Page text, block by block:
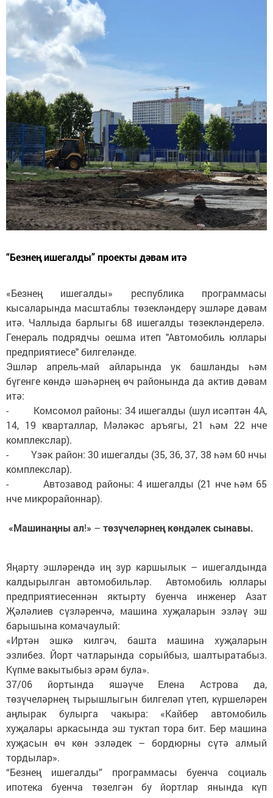
“Безнең ишегалды” проекты дәвам итә
«Безнең ишегалды» республика программасы
кысаларында масштаблы төзекләндерү эшләре дәвам
итә. Чаллыда барлыгы 68 ишегалды төзекләндерелә.
Генераль подрядчы оешма итеп "Автомобиль юллары
предприятиесе" билгеләнде.
Эшләр апрель-май айларында ук башланды һәм
бүгенге көндә шәһәрнең өч районында да актив дәвам
итә:
- Комсомол районы: 34 ишегалды (шул исәптән 4А,
14, 19 кварталлар, Мәләкәс аръягы, 21 һәм 22 нче
комплекслар).
- Үзәк район: 30 ишегалды (35, 36, 37, 38 һәм 60 нчы
комплекслар).
- Автозавод районы: 4 ишегалды (21 нче һәм 65
нче микрорайоннар).
«Машинаңны ал!» – төзүчеләрнең көндәлексынавы.
Яңарту эшләрендә иң зур каршылык – ишегалдында
калдырылган автомобильләр. Автомобиль юллары
предприятиесеннән яктырту буенча инженер Азат
Җәләлиев сүзләренчә, машина хуҗаларын эзләү эш
барышына комачаулый:
«Иртән эшкә килгәч, башта машина хуҗаларын
эзлибез. Йорт чатларында сорыйбыз, шалтыратабыз.
Күпме вакытыбыз әрәм була».
37/06 йортында яшәүче Елена Астрова да,
төзүчеләрнең тырышлыгын билгеләп үтеп, күршеләрен
аңлырак булырга чакыра: «Кайбер автомобиль
хуҗалары аркасында эш туктап тора бит. Бер машина
хуҗасын өч көн эзләдек – бордюрны сүтә алмый
тордылар».
“Безнең ишегалды” программасы буенча социаль
ипотека буенча төзелгән бу йортлар янында күп